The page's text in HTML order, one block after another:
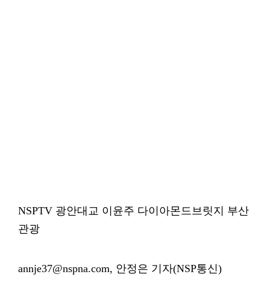
NSPTV 광안대교 이윤주 다이아몬드브릿지 부산
관광
annje37@nspna.com, 안정은 기자(NSP통신)